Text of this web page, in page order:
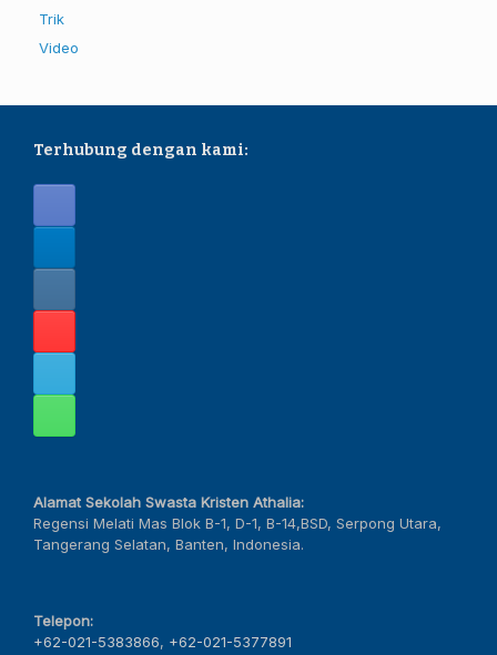
Trik
Video
Terhubung dengan kami:
Alamat Sekolah Swasta Kristen Athalia:
Regensi Melati Mas Blok B-1, D-1, B-14,BSD, Serpong Utara,
Tangerang Selatan, Banten, Indonesia.
Telepon:
+62-021-5383866, +62-021-5377891